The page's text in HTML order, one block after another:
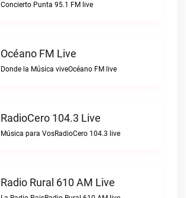
Concierto Punta 95.1 FM live
Océano FM Live
Donde la Música viveOcéano FM live
RadioCero 104.3 Live
Música para VosRadioCero 104.3 live
Radio Rural 610 AM Live